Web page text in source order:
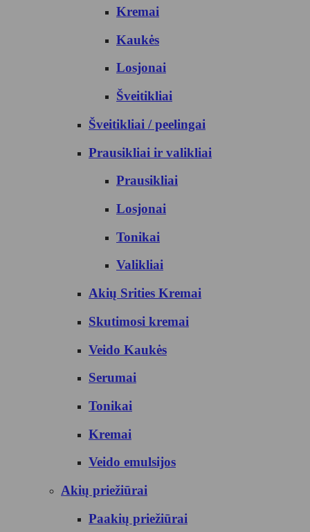
Kremai
Kaukės
Losjonai
Šveitikliai
Šveitikliai / peelingai
Prausikliai ir valikliai
Prausikliai
Losjonai
Tonikai
Valikliai
Akių Srities Kremai
Skutimosi kremai
Veido Kaukės
Serumai
Tonikai
Kremai
Veido emulsijos
Akių priežiūrai
Paakių priežiūrai